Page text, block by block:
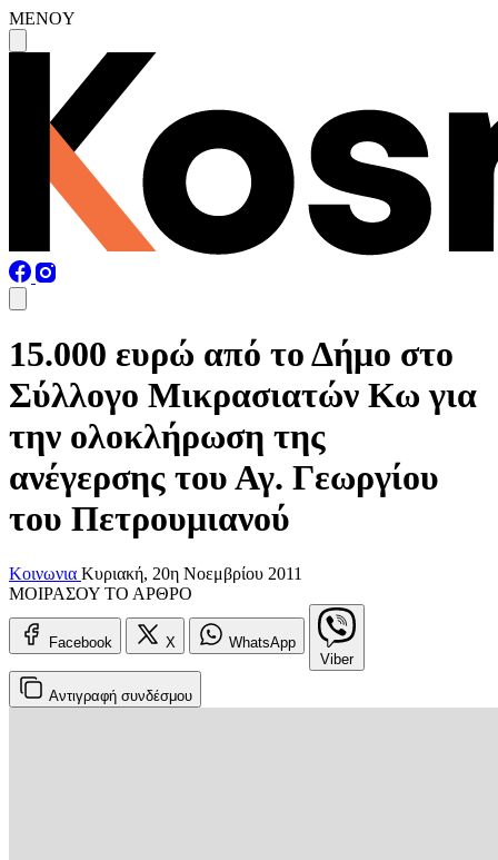
MENOY
15.000 ευρώ από το Δήμο στο
Σύλλογο Μικρασιατών Κω για
την ολοκλήρωση της
ανέγερσης του Αγ. Γεωργίου
του Πετρουμιανού
Κοινωνια Κυριακή, 20η Νοεμβρίου 2011
ΜΟΙΡΑΣΟΥ ΤΟ ΑΡΘΡΟ
Facebook X
WhatsApp
Viber
Αντιγραφή συνδέσμου